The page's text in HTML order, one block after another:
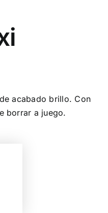
acabado brillo. Con
borrar a juego.